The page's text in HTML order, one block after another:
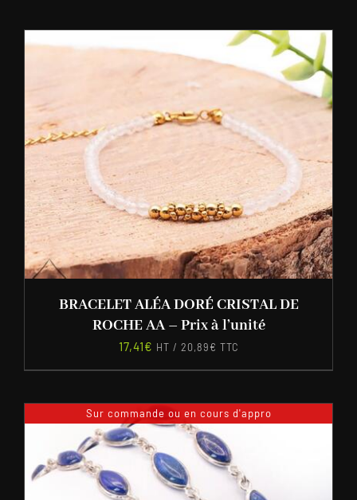
BRACELET ALÉA DORÉ CRISTAL DE
ROCHE AA – Prix à l’unité
17,41€ HT / 20,89€ TTC
Sur commande ou en cours d'appro